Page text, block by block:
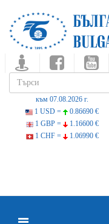
към 07.08.2026 г.
1 USD =
0.86690 €
1 GBP =
1.16600 €
1 CHF =
1.06990 €